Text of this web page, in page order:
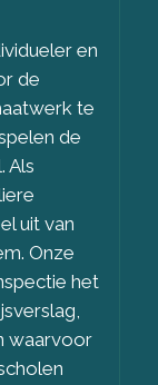
en
de
te
de
Als
uit van
Onze
het
waarvoor